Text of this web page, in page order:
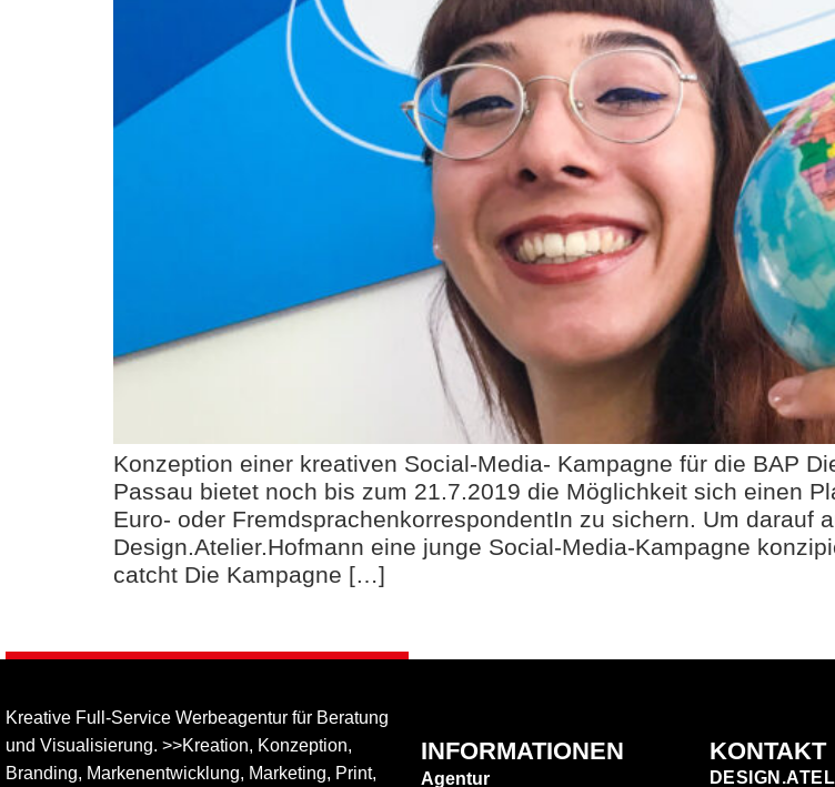
Konzeption einer kreativen Social-Media- Kampagne für die BAP
Passau bietet noch bis zum 21.7.2019 die Möglichkeit sich einen
Euro- oder FremdsprachenkorrespondentIn zu sichern. Um darauf
Design.Atelier.Hofmann eine junge Social-Media-Kampagne
catcht Die Kampagne […]
Kreative Full-Service Werbeagentur für Beratung
und Visualisierung. >>Kreation, Konzeption,
Branding, Markenentwicklung, Marketing, Print,
INFORMATIONEN
Agentur
KONTAKT